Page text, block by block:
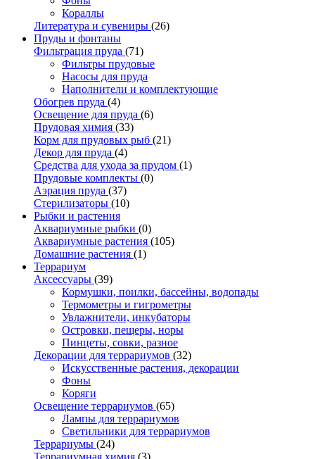
Кораллы
Литература и сувениры (26)
Пруды и фонтаны
Фильтрация пруда (71)
Фильтры прудовые
Насосы для пруда
Наполнители и комплектующие
Обогрев пруда (4)
Освещение для пруда (6)
Прудовая химия (33)
Корм для прудовых рыб (21)
Декор для пруда (4)
Средства для ухода за прудом (1)
Прудовые комплекты (0)
Аэрация пруда (37)
Стерилизаторы (10)
Рыбки и растения
Аквариумные рыбки (0)
Аквариумные растения (105)
Домашние растения (1)
Террариум
Аксессуары (39)
Кормушки, поилки, бассейны, водопады
Термометры и гигрометры
Увлажнители, инкубаторы
Островки, пещеры, норы
Пинцеты, совки, разное
Декорации для террариумов (32)
Искусственные растения, декорации
Фоны
Коряги
Освещение террариумов (65)
Лампы для террариумов
Светильники для террариумов
Террариумы (24)
Террариумная химия (3)